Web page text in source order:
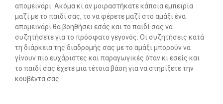
απομεινάρι. Ακόμα κι αν μοιραστήκατε κάποια εμπειρία
μαζί με το παιδί σας, το να φέρετε μαζί στο αμάξι ένα
απομεινάρι θα βοηθήσει εσάς και το παιδί σας να
συζητήσετε για το πρόσφατο γεγονός. Οι συζητήσεις κατά
τη διάρκεια της διαδρομής σας με το αμάξι μπορούν να
γίνουν πιο ευχάριστες και παραγωγικές όταν κι εσείς και
το παιδί σας έχετε μια τέτοια βάση για να στηρίξετε την
κουβέντα σας.